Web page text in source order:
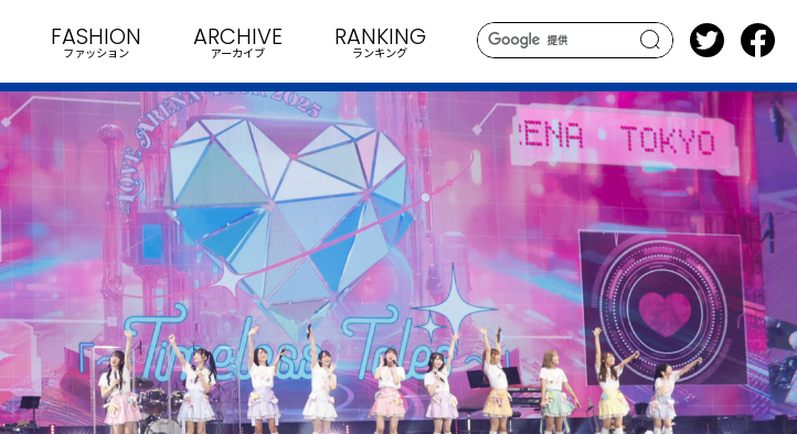
search
FASHION
ファッション
ARCHIVE
アーカイブ
RANKING
ランキング